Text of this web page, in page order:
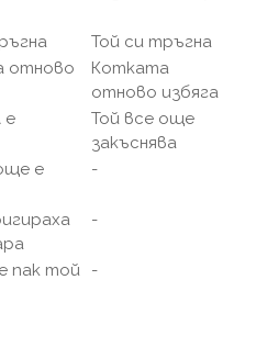
Той си тръгна
отново
Котката
отново избяга
е
Той все още
закъснява
е
-
-
пак той
-